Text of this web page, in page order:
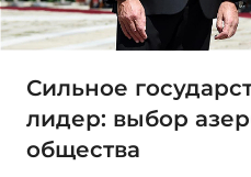
Сильное
лидер: выбор
общества